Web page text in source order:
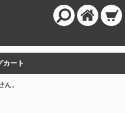
カート
。